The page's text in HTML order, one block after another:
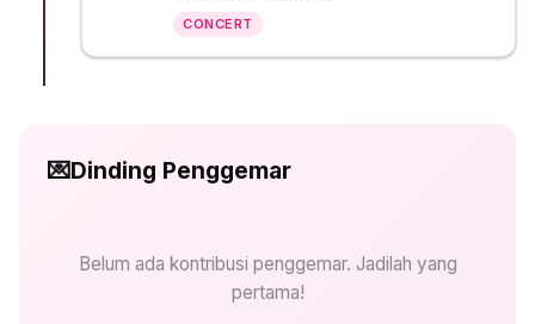
CONCERT
💌Dinding Penggemar
Belum ada kontribusi penggemar. Jadilah yang
pertama!